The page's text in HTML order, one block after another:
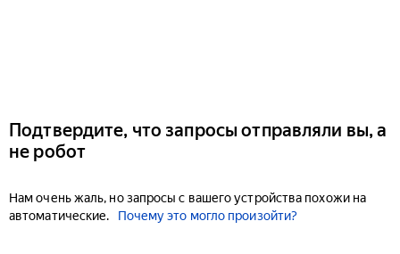
Подтвердите, что запросы отправляли вы, а
не робот
Нам очень жаль, но запросы с вашего устройства похожи на
автоматические.
Почему это могло произойти?